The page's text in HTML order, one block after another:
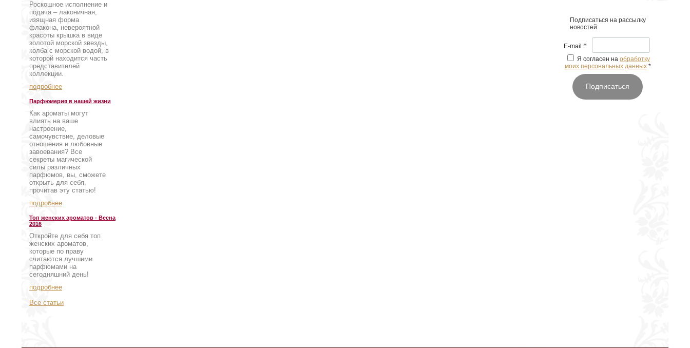
Роскошное исполнение и
подача – лаконичная,
изящная форма
флакона, невероятной
красоты крышка в виде
золотой морской звезды,
колба с морской водой, в
которой находится часть
представителей
коллекции.
подробнее
Парфюмерия в нашей жизни
Как ароматы могут
влиять на ваше
настроение,
самочувствие, деловые
отношения и любовные
завоевания? Все
секреты магической
силы различных
парфюмов, вы, сможете
открыть для себя,
прочитав эту статью!
подробнее
Топ женских ароматов - Весна
2016
Откройте для себя топ
женских ароматов,
которые по праву
считаются лучшими
парфюмами на
сегодняшний день!
подробнее
Все статьи
Подписаться на рассылку
новостей:
E-mail *
Я согласен на обработку
моих персональных данных *
Подписаться